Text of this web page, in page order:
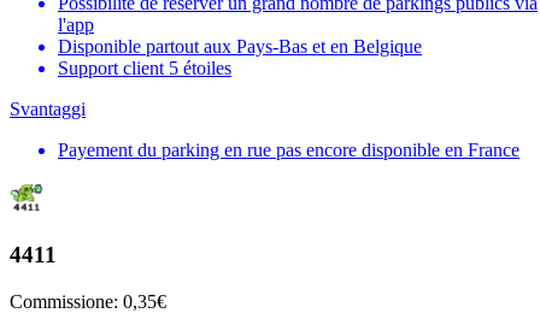
l'app
Disponible partout aux Pays-Bas et en Belgique
Support client 5 étoiles
Svantaggi
Payement du parking en rue pas encore disponible en France
4411
Commissione: 0,35€